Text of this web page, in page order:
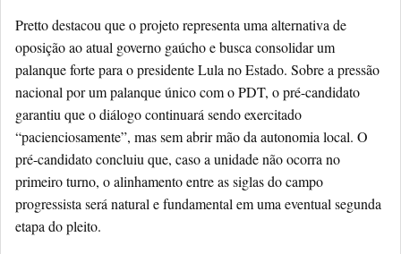
Pretto destacou que o projeto representa uma alternativa de
oposição ao atual governo gaúcho e busca consolidar um
palanque forte para o presidente Lula no Estado. Sobre a pressão
nacional por um palanque único com o PDT, o pré-candidato
garantiu que o diálogo continuará sendo exercitado
“pacienciosamente”, mas sem abrir mão da autonomia local. O
pré-candidato concluiu que, caso a unidade não ocorra no
primeiro turno, o alinhamento entre as siglas do campo
progressista será natural e fundamental em uma eventual segunda
etapa do pleito.